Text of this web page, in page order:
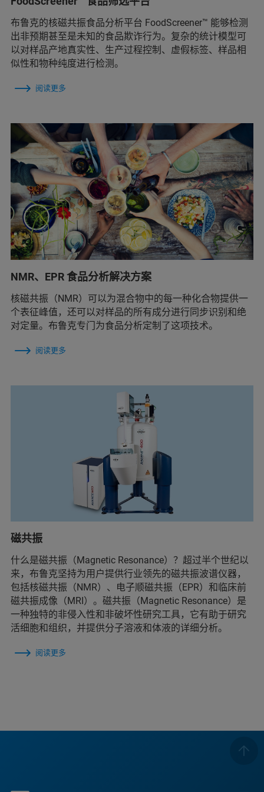
布鲁克的核磁共振食品分析平台 FoodScreener™ 能够检测
出非预期甚至是未知的食品欺诈行为。复杂的统计模型可
以对样品产地真实性、生产过程控制、虚假标签、样品相
似性和物种纯度进行检测。
阅读更多
NMR、EPR 食品分析解决方案
核磁共振（NMR）可以为混合物中的每一种化合物提供一
个表征峰值，还可以对样品的所有成分进行同步识别和绝
对定量。布鲁克专门为食品分析定制了这项技术。
阅读更多
磁共振
什么是磁共振（Magnetic Resonance）？超过半个世纪以
来，布鲁克坚持为用户提供行业领先的磁共振波谱仪器，
包括核磁共振（NMR）、电子顺磁共振（EPR）和临床前
磁共振成像（MRI）。磁共振（Magnetic Resonance）是
一种独特的非侵入性和非破坏性研究工具，它有助于研究
活细胞和组织，并提供分子溶液和体液的详细分析。
阅读更多